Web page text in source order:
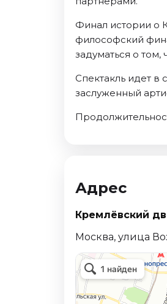
Финал истории о
философский
задуматься о
Спектакль идет
заслуженный
Адрес
Кремлёвский
Москва, улица